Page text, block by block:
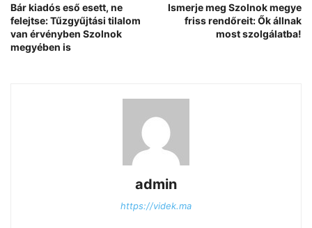
Bár kiadós eső esett, ne
felejtse: Tűzgyűjtási tilalom
van érvényben Szolnok
megyében is
Ismerje meg Szolnok megye
friss rendőreit: Ők állnak
most szolgálatba!
admin
https://videk.ma